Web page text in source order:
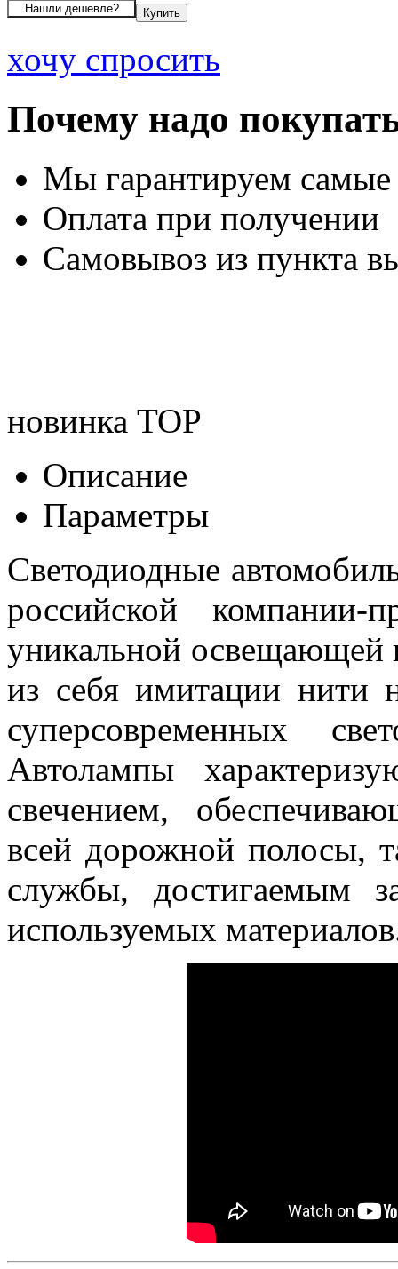
хочу спросить
Почему надо
Мы гарантируем
Оплата при получении
Самовывоз из пункта
новинка TOP
Описание
Параметры
Светодиодные
российской компании-
уникальной освещающей
из себя имитации нити
суперсовременных
Автолампы
свечением,
всей дорожной полосы,
службы, достигаемым
используемых